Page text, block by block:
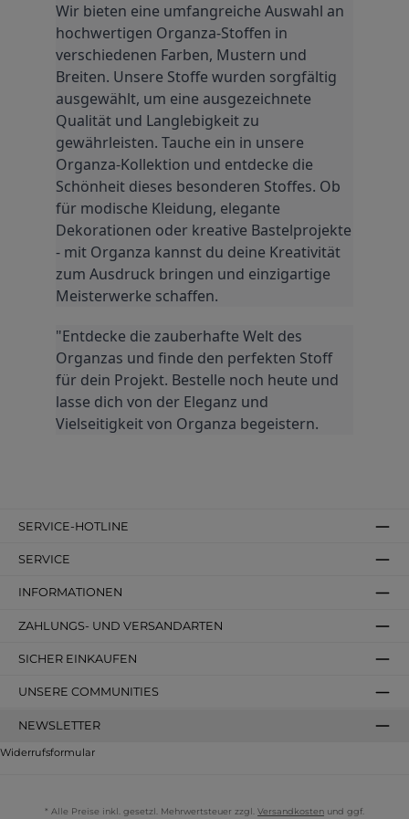
Wir bieten eine umfangreiche Auswahl an
hochwertigen Organza-Stoffen in
verschiedenen Farben, Mustern und
Breiten. Unsere Stoffe wurden sorgfältig
ausgewählt, um eine ausgezeichnete
Qualität und Langlebigkeit zu
gewährleisten. Tauche ein in unsere
Organza-Kollektion und entdecke die
Schönheit dieses besonderen Stoffes. Ob
für modische Kleidung, elegante
Dekorationen oder kreative Bastelprojekte
- mit Organza kannst du deine Kreativität
zum Ausdruck bringen und einzigartige
Meisterwerke schaffen.
"Entdecke die zauberhafte Welt des
Organzas und finde den perfekten Stoff
für dein Projekt. Bestelle noch heute und
lasse dich von der Eleganz und
Vielseitigkeit von Organza begeistern.
SERVICE-HOTLINE
SERVICE
INFORMATIONEN
ZAHLUNGS- UND VERSANDARTEN
SICHER EINKAUFEN
UNSERE COMMUNITIES
NEWSLETTER
Widerrufsformular
* Alle Preise inkl. gesetzl. Mehrwertsteuer zzgl. Versandkosten und ggf.